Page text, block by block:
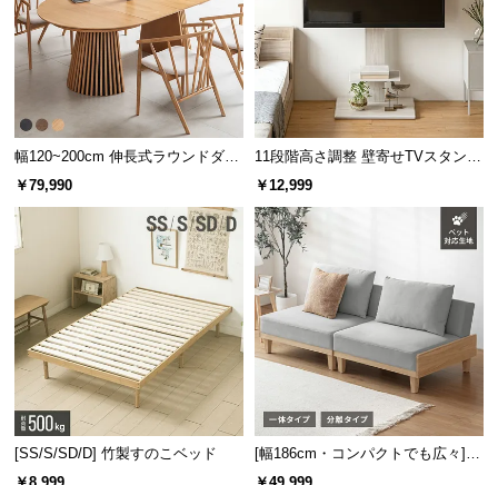
サ
ポ
ー
お
知
ら
せ
ブ
ロ
グ
企
業
幅120~200cm 伸長式ラウンドダイ
ニングテーブル 6人掛け 天然木突
￥79,990
11段階高さ調整 壁寄せTVスタンド
キャスター付き 上下左右角度調節
￥12,999
[SS/S/SD/D] 竹製すのこベッド
[幅186cm・コンパクトでも広々] 3
人掛けソファベッド リクライニン